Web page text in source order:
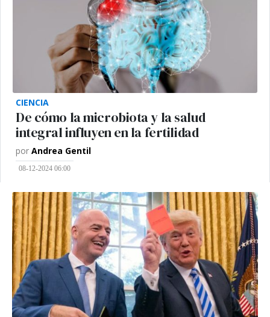
CIENCIA
De cómo la microbiota y la salud
integral influyen en la fertilidad
por Andrea Gentil
08-12-2024 06:00